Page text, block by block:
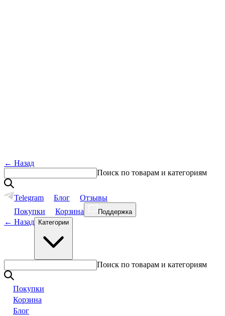
← Назад
Поиск по товарам и категориям
Telegram Блог
Отзывы
Покупки
Корзина Поддержка
← Назад Категории
Поиск по товарам и категориям
Покупки
Корзина
Блог